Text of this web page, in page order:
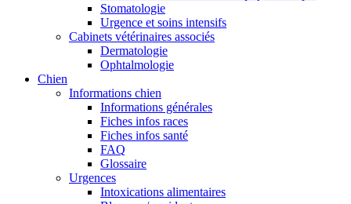
Stomatologie
Urgence et soins intensifs
Cabinets vétérinaires associés
Dermatologie
Ophtalmologie
Chien
Informations chien
Informations générales
Fiches infos races
Fiches infos santé
FAQ
Glossaire
Urgences
Intoxications alimentaires